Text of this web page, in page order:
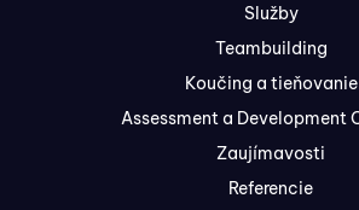
Služby
Teambuilding
Koučing a tieňovanie
Assessment a Development
Zaujímavosti
Referencie